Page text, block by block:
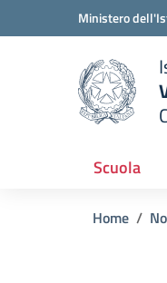
Vai ai contenuti
Vai al menu di navigazione
Ministero
scuola
Scuola
Home